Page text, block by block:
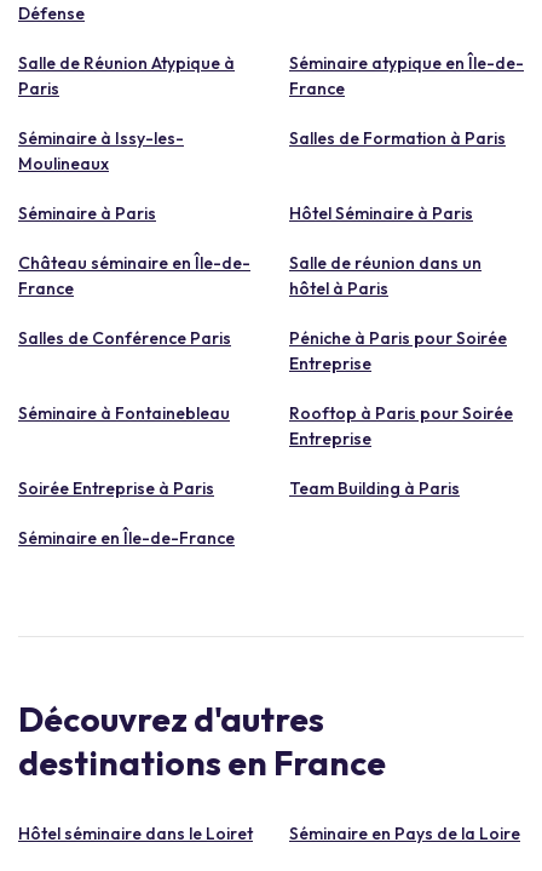
Défense
Salle de Réunion Atypique à
Paris
Séminaire atypique en Île-de-
France
Séminaire à Issy-les-
Moulineaux
Salles de Formation à Paris
Séminaire à Paris Hôtel Séminaire à Paris
Château séminaire en Île-de-
France
Salle de réunion dans un
hôtel à Paris
Salles de Conférence Paris
Péniche à Paris pour Soirée
Entreprise
Séminaire à Fontainebleau
Rooftop à Paris pour Soirée
Entreprise
Soirée Entreprise à Paris Team Building à Paris
Séminaire en Île-de-France
Découvrez d'autres
destinations en France
Hôtel séminaire dans le Loiret Séminaire en Pays de la Loire